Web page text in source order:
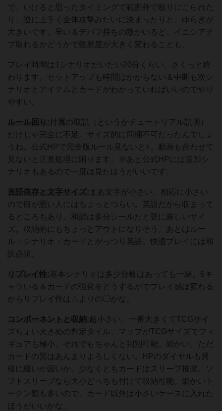
で、いけると思ったタイミングで範囲外で殴りにこられた
り、逆に上手く全体攻撃みたいに決まったりと、ゆらぎが
大きいです。早い＆デバフ持ちの敵がいると、イニシアチ
ブ取れるかどうかで難易度が大きく変わることも。
プレイ時間は1シナリオだいたい20分くらい。さくっと終
わります。セットアップも時間はかからない＆中断も次シ
ナリオとアイテムとカードがわかっていればいいのでやり
やすい。
ルール回り:付属の取説（というかチュートリアル説明）
だけじゃ完全に不足。サイズ的に同梱不可だったんでしょ
うね。公式HPで完全版ルール見ないと☓。動画も合わせて
見ないと正直処理に困ります。※あと公式HPには追加シ
ナリオもあるので一度は見たほうがいいです。
言語依存と文字サイズ: まあ文字が小さい。相応に小さい
ので目が悪い人にはちょっとつらい。英語だから収まって
るところもあり、和訳は多分シールだと更に厳しいサイ
ズ。収納的にもちょっとアウトになりそう。あとはルー
ル・シナリオ・カードとがっつり英語。快適プレイには和
訳必須。
リプレイ性:基本シナリオは多少分岐はあっても一緒。6キ
ャラいる＆カードの強化をどうするかでプレイ感は変わる
からリプレイ性は△よりの◯かな。
コンポーネントと収納:超小さい。一番大きくてTCGサイ
ズちょい大きめの判定タイル。マップがTCGサイズでフィ
ギュアも極小。それでもちゃんと判別可能。細かい。ただ
カードの質はあんまりよろしくない。HPのダイヤルも異
様に緩いか固いか。少なくともカードはスリーブ推奨。ソ
フトスリーブなら大小どっちも付けて収納可能。細かいト
ークン類も多いので、カード以外は小さいケースに入れた
ほうがいいかな。